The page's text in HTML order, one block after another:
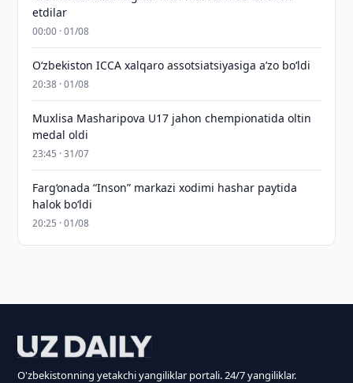
etdilar
00:00 · 01/08
O‘zbekiston ICCA xalqaro assotsiatsiyasiga aʼzo bo‘ldi
20:38 · 01/08
Muxlisa Masharipova U17 jahon chempionatida oltin
medal oldi
23:45 · 31/07
Farg‘onada “Inson” markazi xodimi hashar paytida
halok bo‘ldi
20:25 · 01/08
O'zbekistonning yetakchi yangiliklar portali. 24/7 yangiliklar.